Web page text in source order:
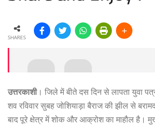
SHARES
उत्तरकाशी। जिले में बीते दस दिन से लापता युवा
शव रविवार सुबह जोशियाड़ा बैराज की झील से
बाद पूरे क्षेत्र में शोक और आक्रोश का माहौल है।